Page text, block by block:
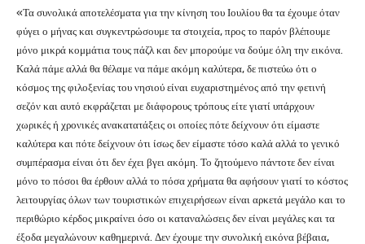
«Τα συνολικά αποτελέσματα για την κίνηση του Ιουλίου θα τα έχουμε όταν
φύγει ο μήνας και συγκεντρώσουμε τα στοιχεία, προς το παρόν βλέπουμε
μόνο μικρά κομμάτια τους πάζλ και δεν μπορούμε να δούμε όλη την εικόνα.
Καλά πάμε αλλά θα θέλαμε να πάμε ακόμη καλύτερα, δε πιστεύω ότι ο
κόσμος της φιλοξενίας του νησιού είναι ευχαριστημένος από την φετινή
σεζόν και αυτό εκφράζεται με διάφορους τρόπους είτε γιατί υπάρχουν
χωρικές ή χρονικές ανακατατάξεις οι οποίες πότε δείχνουν ότι είμαστε
καλύτερα και πότε δείχνουν ότι ίσως δεν είμαστε τόσο καλά αλλά το γενικό
συμπέρασμα είναι ότι δεν έχει βγει ακόμη. Το ζητούμενο πάντοτε δεν είναι
μόνο το πόσοι θα έρθουν αλλά το πόσα χρήματα θα αφήσουν γιατί το κόστος
λειτουργίας όλων των τουριστικών επιχειρήσεων είναι αρκετά μεγάλο και το
περιθώριο κέρδος μικραίνει όσο οι καταναλώσεις δεν είναι μεγάλες και τα
έξοδα μεγαλώνουν καθημερινά. Δεν έχουμε την συνολική εικόνα βέβαια,